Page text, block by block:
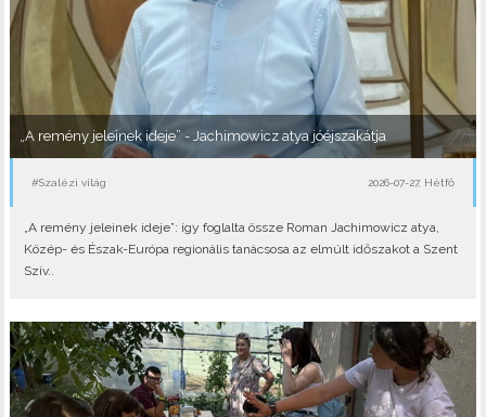
„A remény jeleinek ideje” - Jachimowicz atya jóéjszakátja
#Szalézi világ 2026-07-27, Hétfő
„A remény jeleinek ideje”: így foglalta össze Roman Jachimowicz atya,
Közép- és Észak-Európa regionális tanácsosa az elmúlt időszakot a Szent
Szív..